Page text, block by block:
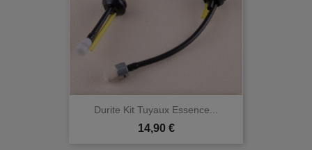
Durite Kit Tuyaux Essence...
Prix
14,90 €